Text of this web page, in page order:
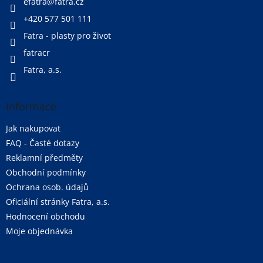
+420 577 501 111
Fatra - plasty pro život
fatracr
Fatra, a.s.
Informace
Jak nakupovat
FAQ - Časté dotazy
Reklamní předměty
Obchodní podmínky
Ochrana osob. údajů
Oficiální stránky Fatra, a.s.
Hodnocení obchodu
Moje objednávka